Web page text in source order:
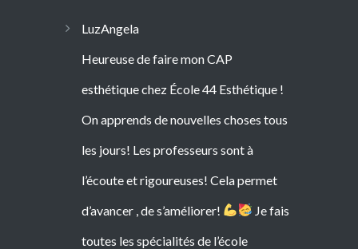
LuzAngela
Heureuse de faire mon CAP
esthétique chez École 44 Esthétique !
On apprends de nouvelles choses tous
les jours! Les professeurs sont à
l’écoute et rigoureuses! Cela permet
d’avancer , de s’améliorer!
Je fais
toutes les spécialités de l’école